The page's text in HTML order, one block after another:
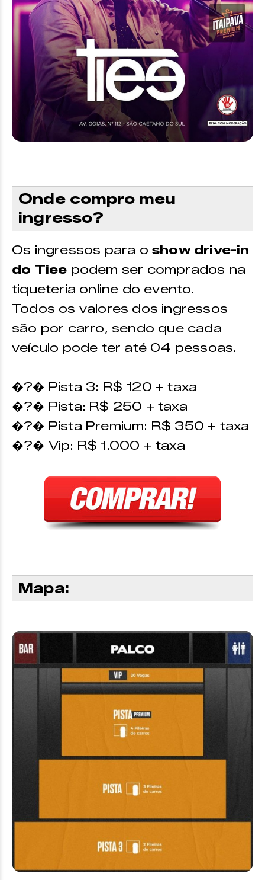
Onde compro meu
ingresso?
Os ingressos para o show drive-in
do Tiee podem ser comprados na
tiqueteria online do evento.
Todos os valores dos ingressos
são por carro, sendo que cada
veículo pode ter até 04 pessoas.
�?� Pista 3: R$ 120 + taxa
�?� Pista: R$ 250 + taxa
�?� Pista Premium: R$ 350 + taxa
�?� Vip: R$ 1.000 + taxa
Mapa: